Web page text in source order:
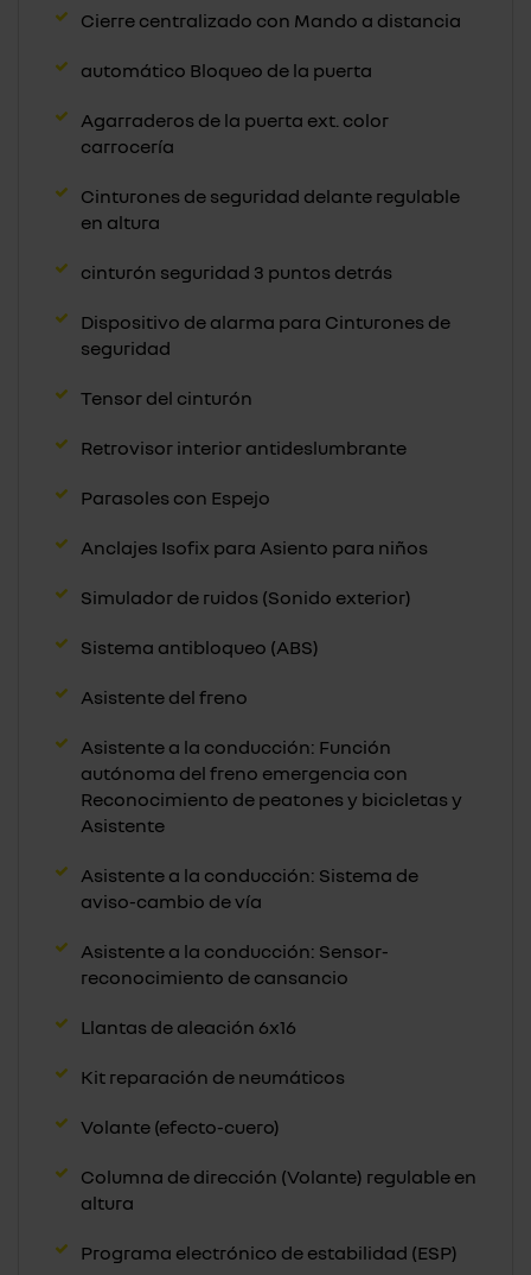
Cierre centralizado con Mando a distancia
automático Bloqueo de la puerta
Agarraderos de la puerta ext. color
carrocería
Cinturones de seguridad delante regulable
en altura
cinturón seguridad 3 puntos detrás
Dispositivo de alarma para Cinturones de
seguridad
Tensor del cinturón
Retrovisor interior antideslumbrante
Parasoles con Espejo
Anclajes Isofix para Asiento para niños
Simulador de ruidos (Sonido exterior)
Sistema antibloqueo (ABS)
Asistente del freno
Asistente a la conducción: Función
autónoma del freno emergencia con
Reconocimiento de peatones y bicicletas y
Asistente
Asistente a la conducción: Sistema de
aviso-cambio de vía
Asistente a la conducción: Sensor-
reconocimiento de cansancio
Llantas de aleación 6x16
Kit reparación de neumáticos
Volante (efecto-cuero)
Columna de dirección (Volante) regulable en
altura
Programa electrónico de estabilidad (ESP)